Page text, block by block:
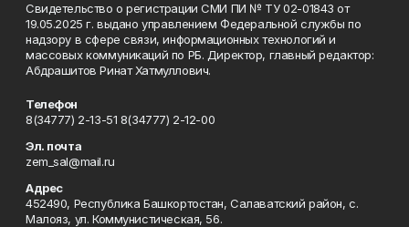
Свидетельство о регистрации СМИ ПИ № ТУ 02-01843 от
19.05.2025 г. выдано управлением Федеральной службы по
надзору в сфере связи, информационных технологий и
массовых коммуникаций по РБ. Директор, главный редактор:
Абдрашитов Ринат Хатмуллович.
Телефон
8(34777) 2-13-51 8(34777) 2-12-00
Эл. почта
zem_sal@mail.ru
Адрес
452490, Республика Башкортостан, Салаватский район, с.
Малояз, ул. Коммунистическая, 56.